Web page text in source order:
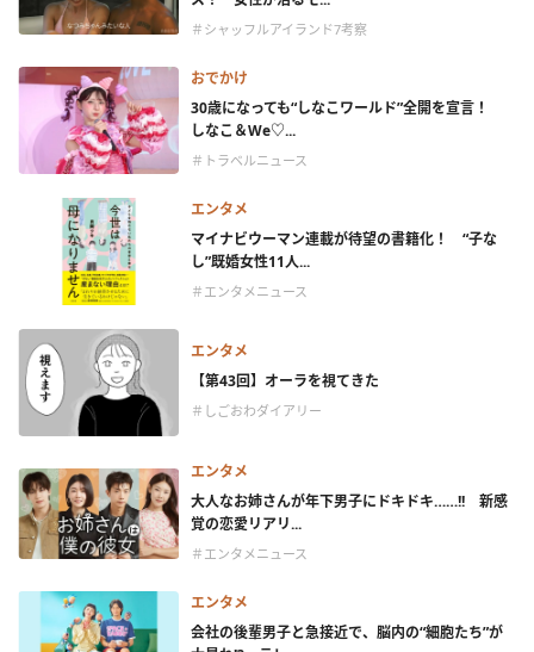
＃シャッフルアイランド7考察
おでかけ
30歳になっても“しなこワールド”全開を宣言！
しなこ＆We♡...
＃トラベルニュース
エンタメ
マイナビウーマン連載が待望の書籍化！ “子な
し”既婚女性11人...
＃エンタメニュース
エンタメ
【第43回】オーラを視てきた
＃しごおわダイアリー
エンタメ
大人なお姉さんが年下男子にドキドキ……!! 新感
覚の恋愛リアリ...
＃エンタメニュース
エンタメ
会社の後輩男子と急接近で、脳内の“細胞たち”が